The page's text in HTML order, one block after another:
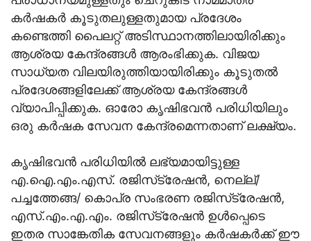
കർഷകർ കൂടുതലുള്ളതുമായ പ്രദേശം
കണ്ടെത്തി പൈലറ്റ് അടിസ്ഥാനത്തിലായിരിക്കും
ആശ്രയ കേന്ദ്രങ്ങൾ ആരംഭിക്കുക. വിജയ
സാധ്യത വിലയിരുത്തിയായിരിക്കും കൂടുതൽ
പ്രദേശങ്ങളിലേക്ക് ആശ്രയ കേന്ദ്രങ്ങൾ
വ്യാപിപ്പിക്കുക. ഓരോ കൃഷിഭവൻ പരിധിയിലും
ഒരു കർഷക സേവന കേന്ദ്രമെന്നതാണ് ലക്ഷ്യം.
കൃഷിഭവൻ പരിധിയിൽ ലഭ്യമായിട്ടുള്ള
എ.ഐ.എം.എസ്. രജിസ്‌ട്രേഷൻ, നെല്ല്/
പച്ചത്തേങ്ങ/ കൊപ്ര സംഭരണ രജിസ്‌ട്രേഷൻ,
എസ്.എം.എ.എം. രജിസ്‌ട്രേഷൻ ഉൾപ്പെടെ
ഇതര സാങ്കേതിക സേവനങ്ങളും കർഷകർക്ക് ഈ